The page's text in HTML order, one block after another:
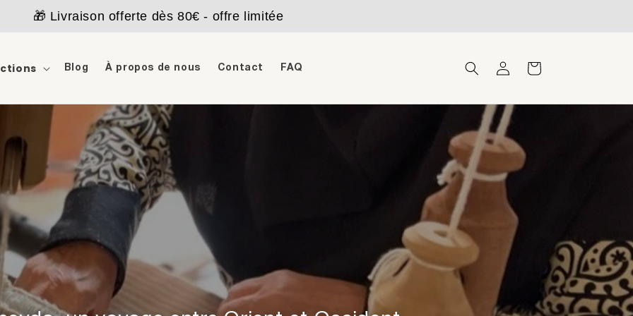
🎁 Livraison offerte dès 80€ - offre limitée
Blog À propos de nous Contact FAQ ConnexionPanier